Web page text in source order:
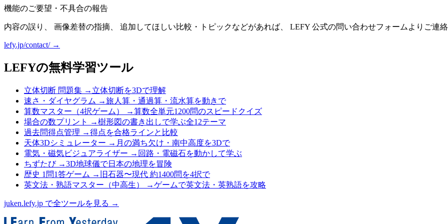
機能のご要望・不具合の報告
内容の誤り、 画像差替の指摘、 追加してほしい比較・トピックなどがあれば、 LEFY 公式の問い合わせフォームよりご連絡
lefy.jp/contact/ →
LEFYの無料学習ツール
立体切断 問題集 → 立体切断を3Dで理解
速さ・ダイヤグラム →旅人算・通過算・流水算を動きで
算数マスター（4択ゲーム）
→算数全単元1200問のスピードクイズ
場合の数プリント
→樹形図の書き出しで学ぶ全12テーマ
過去問得点管理 →得点を合格ラインと比較
天体3Dシミュレーター → 月の満ち欠け・南中高度を3Dで
電気・磁気ビジュアライザー → 回路・電磁石を動かして学ぶ
ちずたび→3D地球儀で日本の地理を冒険
歴史 1問1答ゲーム → 旧石器〜現代 約1400問を4択で
英文法・熟語マスター（中高生）
→ゲームで英文法・英熟語を攻略
juken.lefy.jp で全ツールを見る →